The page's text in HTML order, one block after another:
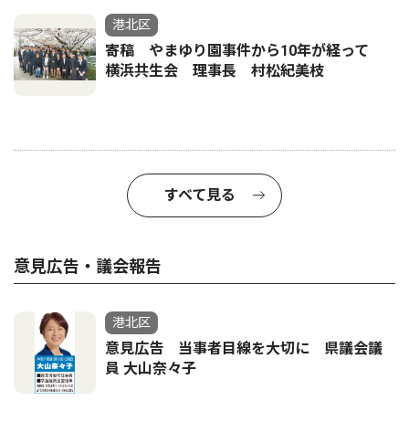
港北区
寄稿 やまゆり園事件から10年が経って
横浜共生会 理事長 村松紀美枝
すべて見る
意見広告・議会報告
港北区
意見広告 当事者目線を大切に 県議会議
員 大山奈々子